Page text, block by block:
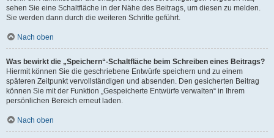
sehen Sie eine Schaltfläche in der Nähe des Beitrags, um diesen zu melden.
Sie werden dann durch die weiteren Schritte geführt.
Nach oben
Was bewirkt die „Speichern“-Schaltfläche beim Schreiben eines Beitrags?
Hiermit können Sie die geschriebene Entwürfe speichern und zu einem
späteren Zeitpunkt vervollständigen und absenden. Den gesicherten Beitrag
können Sie mit der Funktion „Gespeicherte Entwürfe verwalten“ in Ihrem
persönlichen Bereich erneut laden.
Nach oben